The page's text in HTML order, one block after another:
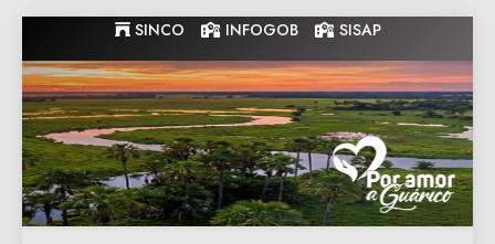
to
content
SINCO INFOGOB SISAP
Gobernacion
de Guarico
Gobernacion de Guarico